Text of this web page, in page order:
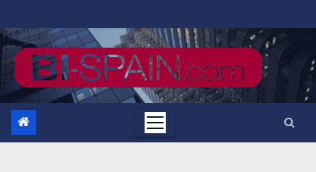
al
contenido